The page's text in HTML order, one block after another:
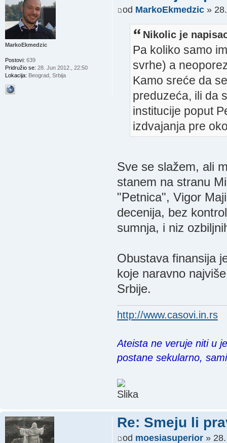
od MarkoEkmedzic»
Nikolic je
Pa koliko samo
svrhe) a
Kamo sreće da
preduzeća, ili da
institucije poput
izdvajanja pre
Sve se slažem, ali
stanem na stranu
"Petnica", Vigor
decenija, bez
sumnja, i niz
Obustava finansija
koje naravno
Srbije.
http://www.casovi.in.rs
Ateista ne veruje niti u
postane sekularno,
MarkoEkmedzic
Postovi: 639
Pridružio se: 28. Jun 2012., 22:50
Lokacija: Beograd, Srbija
Re: Smeju li
od moesiasuperior» 28.